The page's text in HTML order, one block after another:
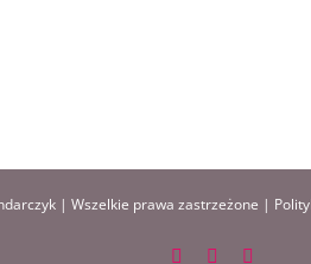
| Wszelkie prawa zastrzeżone |
FacebookInstagram